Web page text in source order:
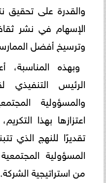
والقدرة على تحقيق
الإسهام في نشر
وترسيخ أفضل
وبهذه
الرئيس التنفيذي
والمسؤولية
اعتزازها بهذا
تقديرًا للنهج الذي
المسؤولية
من استراتيجية الشركة.